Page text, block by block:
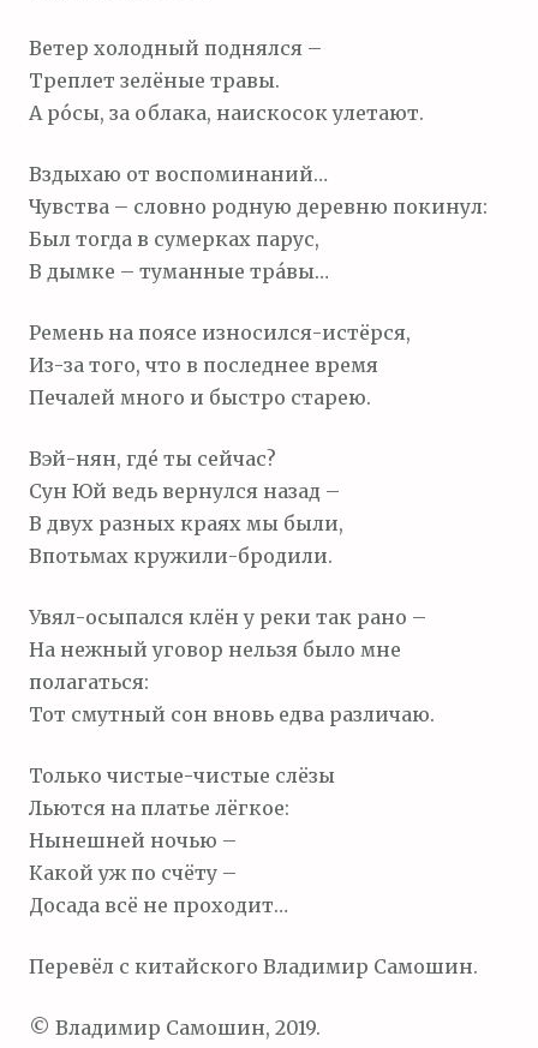
Ветер холодный поднялся –
Треплет зелёные травы.
А ро́сы, за облака, наискосок улетают.
Вздыхаю от воспоминаний…
Чувства – словно родную деревню покинул:
Был тогда в сумерках парус,
В дымке – туманные тра́вы…
Ремень на поясе износился-истёрся,
Из-за того, что в последнее время
Печалей много и быстро старею.
Вэй-нян, где́ ты сейчас?
Сун Юй ведь вернулся назад –
В двух разных краях мы были,
Впотьмах кружили-бродили.
Увял-осыпался клён у реки так рано –
На нежный уговор нельзя было мне
полагаться:
Тот смутный сон вновь едва различаю.
Только чистые-чистые слёзы
Льются на платье лёгкое:
Нынешней ночью –
Какой уж по счёту –
Досада всё не проходит…
Перевёл с китайского Владимир Самошин.
© Владимир Самошин, 2019.